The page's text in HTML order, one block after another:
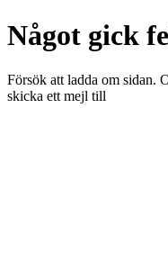
Något gick
Försök att ladda om sidan.
skicka ett mejl till